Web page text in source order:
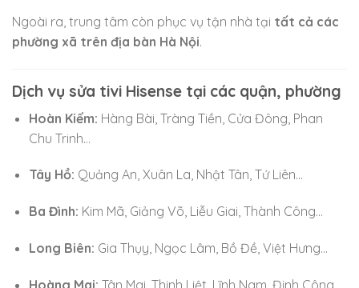
Ngoài ra, trung tâm còn phục vụ tận nhà tại tất cả các
phường xã trên địa bàn Hà Nội.
Dịch vụ sửa tivi Hisense tại các quận, phường
Hoàn Kiếm: Hàng Bài, Tràng Tiền, Cửa Đông, Phan
Chu Trinh…
Tây Hồ: Quảng An, Xuân La, Nhật Tân, Tứ Liên…
Ba Đình: Kim Mã, Giảng Võ, Liễu Giai, Thành Công…
Long Biên: Gia Thụy, Ngọc Lâm, Bồ Đề, Việt Hưng…
Hoàng Mai: Tân Mai, Thịnh Liệt, Lĩnh Nam, Định Công…